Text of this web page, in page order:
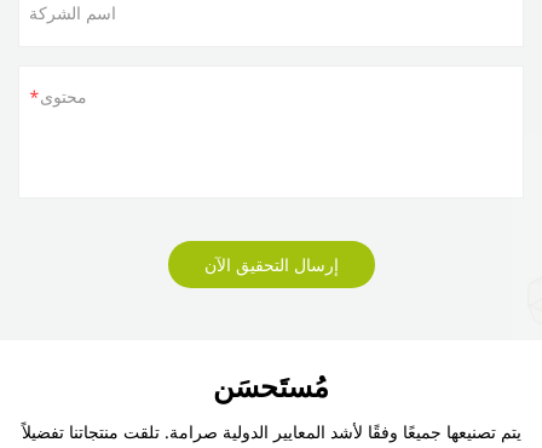
اسم الشركة
محتوى
إرسال التحقيق الآن
مُستَحسَن
يتم تصنيعها جميعًا وفقًا لأشد المعايير الدولية صرامة. تلقت منتجاتنا تفضيلاً